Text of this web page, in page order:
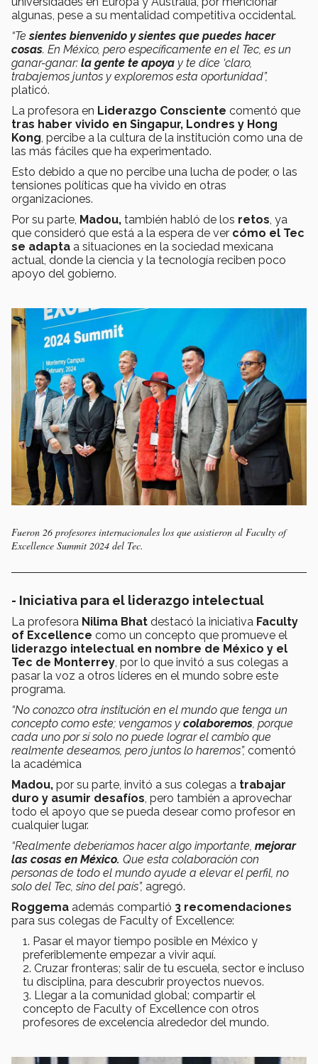
algunas, pese a su mentalidad competitiva occidental.
“Tesientes bienvenido y sientes que puedes hacer
cosas. En México, pero específicamente en el Tec, es un
ganar-ganar: la gente te apoya y te dice ‘claro,
trabajemos juntos y exploremos esta oportunidad”,
platicó.
La profesora en Liderazgo Consciente comentó que
tras haber vivido en Singapur, Londres y Hong
Kong, percibe a la cultura de la institución como una de
las más fáciles que ha experimentado.
Esto debido a que no percibe una lucha de poder, o las
tensiones políticas que ha vivido en otras
organizaciones.
Por su parte, Madou, también habló de los retos, ya
que consideró que está a la espera de ver cómo el Tec
se adapta a situaciones en la sociedad mexicana
actual, donde la ciencia y la tecnología reciben poco
apoyo del gobierno.
Fueron 26 profesores internacionales los que asistieron al Faculty of
Excellence Summit 2024 del Tec.
- Iniciativa para el liderazgo intelectual
La profesora Nilima Bhat destacó la iniciativa Faculty
of Excellence como un concepto que promueve el
liderazgo intelectual en nombre de México y el
Tec de Monterrey, por lo que invitó a sus colegas a
pasar la voz a otros líderes en el mundo sobre este
programa.
“No conozco otra institución en el mundo que tenga un
concepto como este; vengamos y colaboremos, porque
cada uno por sí solo no puede lograr el cambio que
realmente deseamos, pero juntos lo haremos”, comentó
la académica
Madou, por su parte, invitó a sus colegas a trabajar
duro y asumir desafíos, pero también a aprovechar
todo el apoyo que se pueda desear como profesor en
cualquier lugar.
“Realmente deberíamos hacer algo importante, mejorar
las cosas en México. Que esta colaboración con
personas de todo el mundo ayude a elevar el perfil, no
solo del Tec, sino del país”, agregó.
Roggema además compartió 3 recomendaciones
para sus colegas de Faculty of Excellence:
Pasar el mayor tiempo posible en México y
preferiblemente empezar a vivir aquí.
Cruzar fronteras; salir de tu escuela, sector e incluso
tu disciplina, para descubrir proyectos nuevos.
Llegar a la comunidad global; compartir el
concepto de Faculty of Excellence con otros
profesores de excelencia alrededor del mundo.